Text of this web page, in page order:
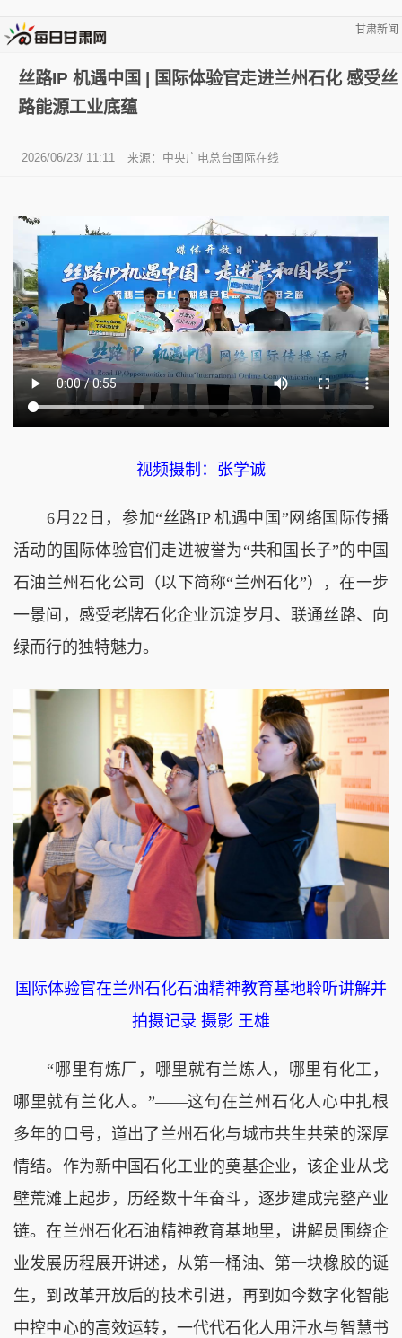
甘肃新闻
丝路IP 机遇中国 | 国际体验官走进兰州石化 感受丝
路能源工业底蕴
2026/06/23/ 11:11 来源：中央广电总台国际在线
视频摄制：张学诚
6月22日，参加“丝路IP 机遇中国”网络国际传播
活动的国际体验官们走进被誉为“共和国长子”的中国
石油兰州石化公司（以下简称“兰州石化”），在一步
一景间，感受老牌石化企业沉淀岁月、联通丝路、向
绿而行的独特魅力。
国际体验官在兰州石化石油精神教育基地聆听讲解并
拍摄记录 摄影 王雄
“哪里有炼厂，哪里就有兰炼人，哪里有化工，
哪里就有兰化人。”——这句在兰州石化人心中扎根
多年的口号，道出了兰州石化与城市共生共荣的深厚
情结。作为新中国石化工业的奠基企业，该企业从戈
壁荒滩上起步，历经数十年奋斗，逐步建成完整产业
链。在兰州石化石油精神教育基地里，讲解员围绕企
业发展历程展开讲述，从第一桶油、第一块橡胶的诞
生，到改革开放后的技术引进，再到如今数字化智能
中控中心的高效运转，一代代石化人用汗水与智慧书